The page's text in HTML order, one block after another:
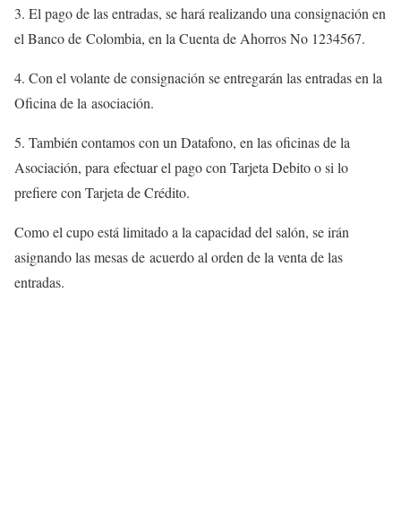
3. El pago de las entradas, se hará realizando una consignación en
el Banco de Colombia, en la Cuenta de Ahorros No 1234567.
4. Con el volante de consignación se entregarán las entradas en la
Oficina de la asociación.
5. También contamos con un Datafono, en las oficinas de la
Asociación, para efectuar el pago con Tarjeta Debito o si lo
prefiere con Tarjeta de Crédito.
Como el cupo está limitado a la capacidad del salón, se irán
asignando las mesas de acuerdo al orden de la venta de las
entradas.